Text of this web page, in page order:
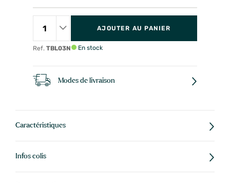
Ref. TBL03N
AJOUTER AU PANIER
En stock
Modes de livraison
Caractéristiques
Infos colis